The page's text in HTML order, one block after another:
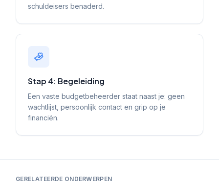
schuldeisers benaderd.
Stap 4: Begeleiding
Een vaste budgetbeheerder staat naast je: geen
wachtlijst, persoonlijk contact en grip op je
financiën.
GERELATEERDE ONDERWERPEN